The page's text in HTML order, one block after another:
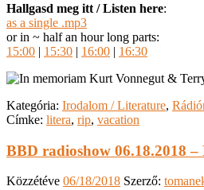
Hallgasd meg itt / Listen here:
as a single .mp3
or in ~ half an hour long parts:
15:00 | 15:30 | 16:00 | 16:30
Kategória: Irodalom / Literature,
Címke: litera, rip, vacation
BBD radioshow 06.18.2018 –
Közzétéve 06/18/2018 Szerző: